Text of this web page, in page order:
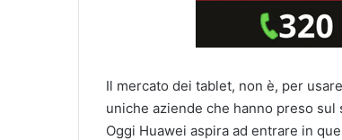
Il mercato dei tablet, non è, per
uniche aziende che hanno preso
Oggi Huawei aspira ad entrare in